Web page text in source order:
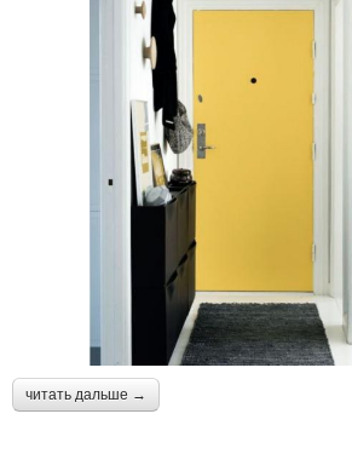
читать дальше →